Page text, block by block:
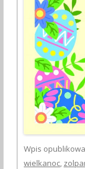
Wpis
wielkanoc,